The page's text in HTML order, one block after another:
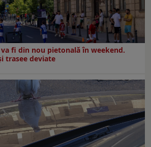
va fi din nou pietonală în weekend.
trasee deviate